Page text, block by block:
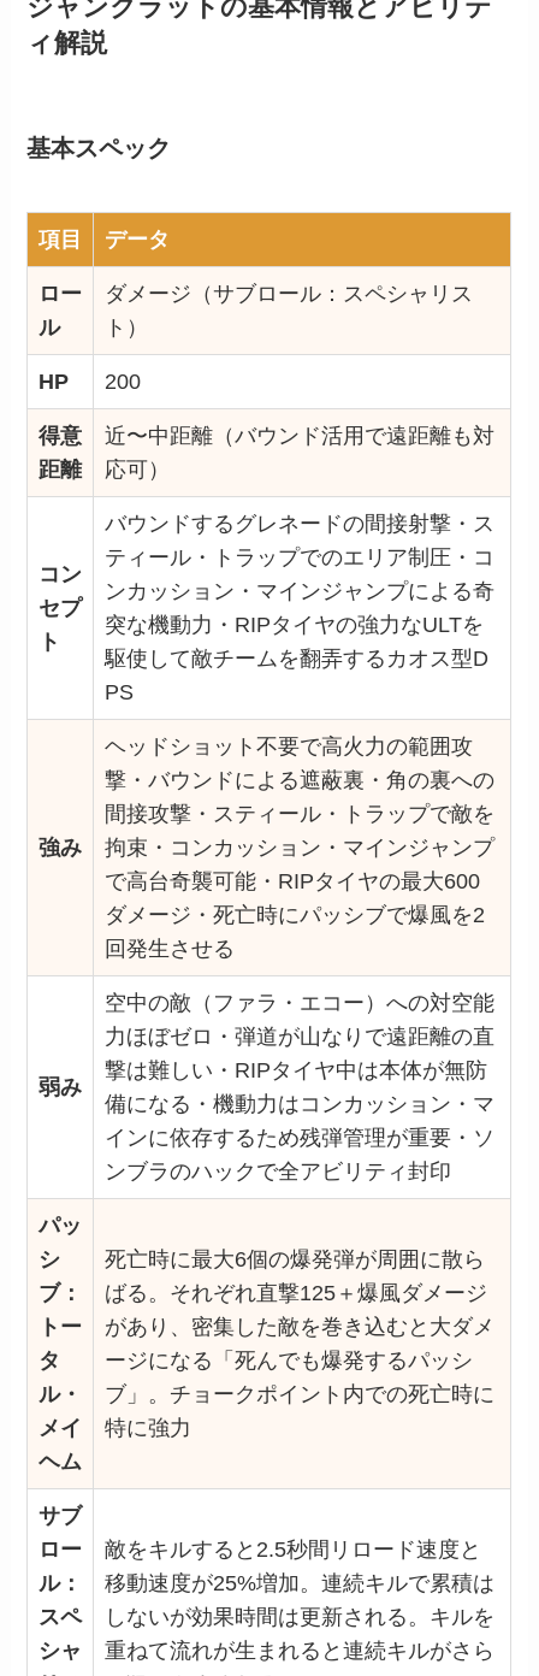
ジャンクラットの基本情報とアビリテ
ィ解説
基本スペック
項目 データ
ロー
ル
ダメージ（サブロール：スペシャリス
ト）
HP 200
得意
距離
近〜中距離（バウンド活用で遠距離も対
応可）
コン
セプ
ト
バウンドするグレネードの間接射撃・ス
ティール・トラップでのエリア制圧・コ
ンカッション・マインジャンプによる奇
突な機動力・RIPタイヤの強力なULTを
駆使して敵チームを翻弄するカオス型D
PS
強み
ヘッドショット不要で高火力の範囲攻
撃・バウンドによる遮蔽裏・角の裏への
間接攻撃・スティール・トラップで敵を
拘束・コンカッション・マインジャンプ
で高台奇襲可能・RIPタイヤの最大600
ダメージ・死亡時にパッシブで爆風を2
回発生させる
弱み
空中の敵（ファラ・エコー）への対空能
力ほぼゼロ・弾道が山なりで遠距離の直
撃は難しい・RIPタイヤ中は本体が無防
備になる・機動力はコンカッション・マ
インに依存するため残弾管理が重要・ソ
ンブラのハックで全アビリティ封印
パッ
シ
ブ：
トー
タ
ル・
メイ
ヘム
死亡時に最大6個の爆発弾が周囲に散ら
ばる。それぞれ直撃125＋爆風ダメージ
があり、密集した敵を巻き込むと大ダメ
ージになる「死んでも爆発するパッシ
ブ」。チョークポイント内での死亡時に
特に強力
サブ
ロー
ル：
スペ
シャ
敵をキルすると2.5秒間リロード速度と
移動速度が25%増加。連続キルで累積は
しないが効果時間は更新される。キルを
重ねて流れが生まれると連続キルがさら